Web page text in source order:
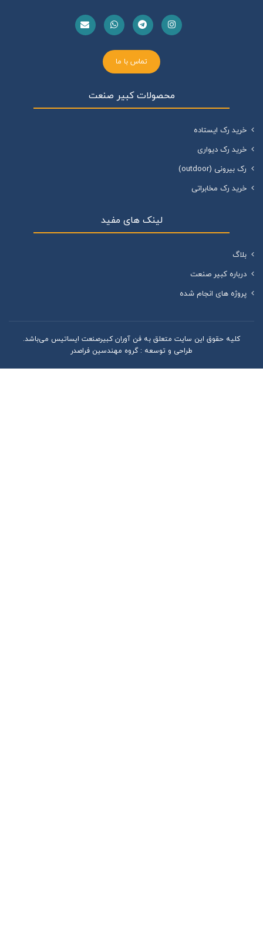
تماس با ما
محصولات کبیر صنعت
خرید رک ایستاده
خرید رک دیواری
رک بیرونی (outdoor)
خرید رک مخابراتی
لینک های مفید
بلاگ
درباره کبیر صنعت
پروژه های انجام شده
کليه حقوق اين سايت متعلق به فن آوران کبیرصنعت ایساتیس می‌باشد.
طراحی و توسعه :گروه مهندسین فراصدر